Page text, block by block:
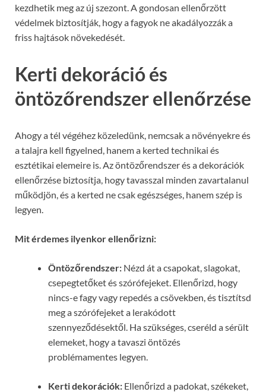
kezdhetik meg az új szezont. A gondosan ellenőrzött
védelmek biztosítják, hogy a fagyok ne akadályozzák a
friss hajtások növekedését.
Kerti dekoráció és
öntözőrendszer ellenőrzése
Ahogy a tél végéhez közeledünk, nemcsak a növényekre és
a talajra kell figyelned, hanem a kerted technikai és
esztétikai elemeire is. Az öntözőrendszer és a dekorációk
ellenőrzése biztosítja, hogy tavasszal minden zavartalanul
működjön, és a kerted ne csak egészséges, hanem szép is
legyen.
Mit érdemes ilyenkor ellenőrizni:
Öntözőrendszer: Nézd át a csapokat, slagokat,
csepegtetőket és szórófejeket. Ellenőrizd, hogy
nincs-e fagy vagy repedés a csövekben, és tisztítsd
meg a szórófejeket a lerakódott
szennyeződésektől. Ha szükséges, cseréld a sérült
elemeket, hogy a tavaszi öntözés
problémamentes legyen.
Kerti dekorációk: Ellenőrizd a padokat, székeket,